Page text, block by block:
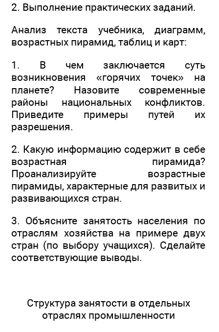
2. Выполнение практических заданий.
Анализ текста учебника, диаграмм,
возрастных пирамид, таблиц и карт:
1. В чем заключается суть
возникновения «горячих точек» на
планете? Назовите современные
районы национальных конфликтов.
Приведите примеры путей их
разрешения.
2. Какую информацию содержит в себе
возрастная пирамида?
Проанализируйте возрастные
пирамиды, характерные для развитых и
развивающихся стран.
3. Объясните занятость населения по
отраслям хозяйства на примере двух
стран (по выбору учащихся). Сделайте
соответствующие выводы.
Структура занятости в отдельных
отраслях промышленности